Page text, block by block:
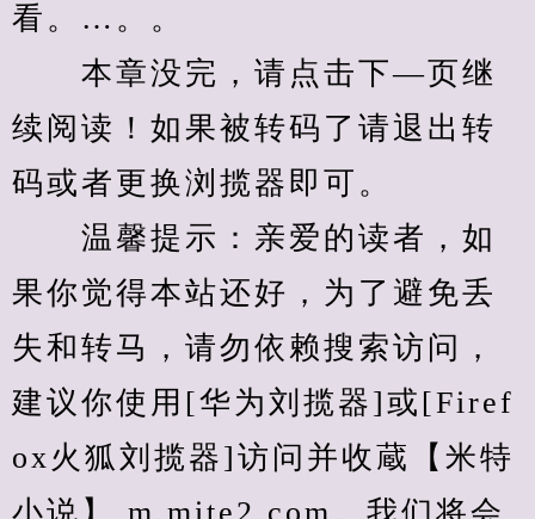
看。…。。
本章没完，请点击下—页继
续阅读！如果被转码了请退出转
码或者更换浏揽器即可。
温馨提示：亲爱的读者，如
果你觉得本站还好，为了避免丢
失和转马，请勿依赖搜索访问，
建议你使用[华为刘揽器]或[Firef
ox火狐刘揽器]访问并收蔵【米特